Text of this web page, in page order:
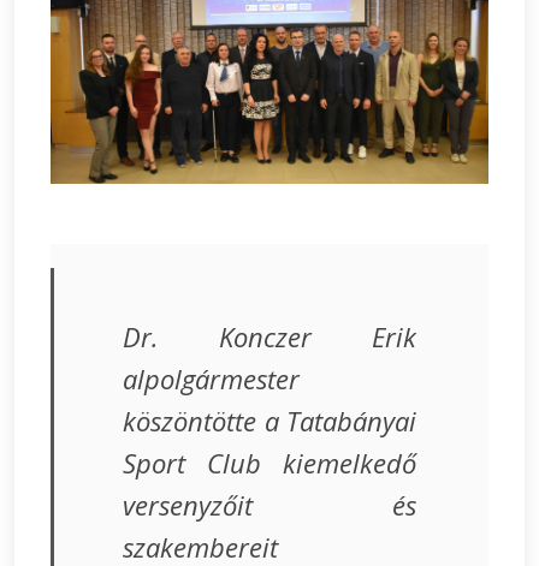
Dr. Konczer Erik
alpolgármester
köszöntötte a Tatabányai
Sport Club kiemelkedő
versenyzőit és
szakembereit